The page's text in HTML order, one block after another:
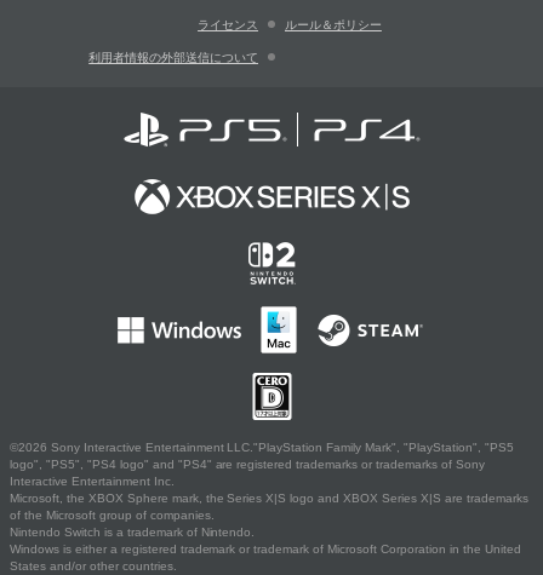
ライセンス ルール＆ポリシー
利用者情報の外部送信について
©2026 Sony Interactive Entertainment LLC."PlayStation Family Mark", "PlayStation", "PS5
logo", "PS5", "PS4 logo" and "PS4" are registered trademarks or trademarks of Sony
Interactive Entertainment Inc.
Microsoft, the XBOX Sphere mark, the Series X|S logo and XBOX Series X|S are trademarks
of the Microsoft group of companies.
Nintendo Switch is a trademark of Nintendo.
Windows is either a registered trademark or trademark of Microsoft Corporation in the United
States and/or other countries.